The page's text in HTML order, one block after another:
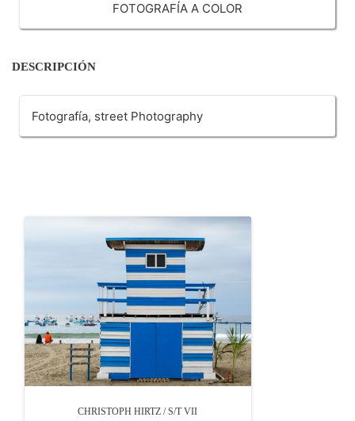
FOTOGRAFÍA A COLOR
DESCRIPCIÓN
Fotografía, street Photography
CHRISTOPH HIRTZ / S/T VII